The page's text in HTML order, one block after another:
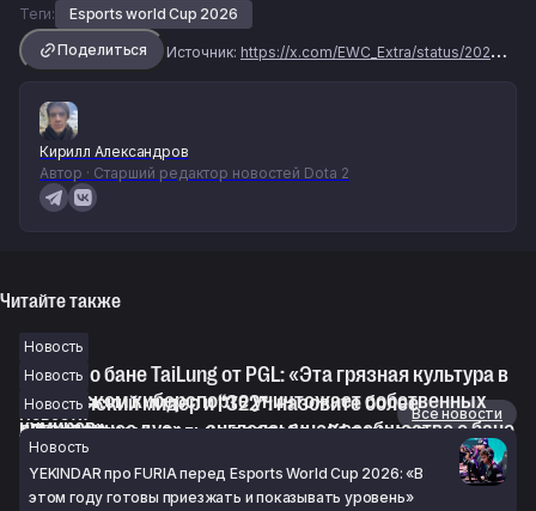
Теги:
Esports world Cup 2026
Поделиться
Источник: https://x.com/EWC_Extra/status/2025934380028338495
Кирилл Александров
Автор · Старший редактор новостей Dota 2
Читайте также
Новость
NS-ART о бане TaiLung от PGL: «Эта грязная культура в
перуанском киберспорте уничтожает собственных
кумиров»
9 авг. 2026 г., 12:57
Новость
«Перуанский мидер и “322”: назовите более
легендарное дуо» — англоязычное сообщество о бане
TaiLung от PGL
9 авг. 2026 г., 12:34
Новость
«Да, по-тихому, только для тебя»: K1 показал
переписку с TaiLung о возможном сливе матча в Dota 2
9 авг. 2026 г., 11:17
Новости
Все новости
Новость
YEKINDAR про FURIA перед Esports World Cup 2026: «В
этом году готовы приезжать и показывать уровень»